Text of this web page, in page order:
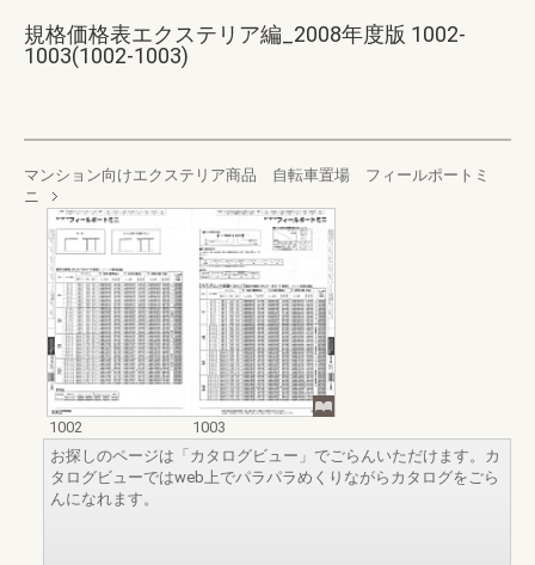
規格価格表エクステリア編_2008年度版 1002-
1003(1002-1003)
マンション向けエクステリア商品 自転車置場 フィールポートミ
ニ
1002
1003
お探しのページは「カタログビュー」でごらんいただけます。カ
タログビューではweb上でパラパラめくりながらカタログをごら
んになれます。